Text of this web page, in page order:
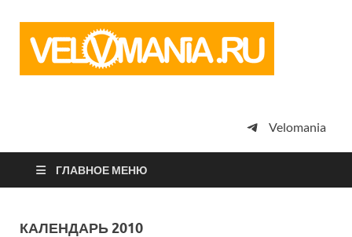
просто
Velomania
ГЛАВНОЕ МЕНЮ
КАЛЕНДАРЬ 2010